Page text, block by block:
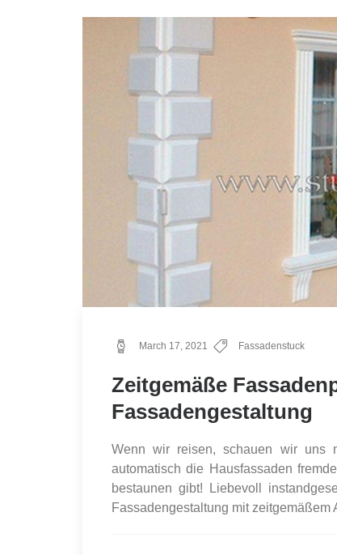
March 17, 2021 Fassadenstuck
Zeitgemäße
Fassadengestaltung
Wenn wir reisen, schauen wir uns
automatisch die Hausfassaden
bestaunen gibt! Liebevoll
Fassadengestaltung mit